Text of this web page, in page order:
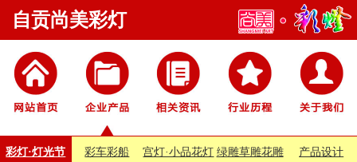
自贡尚美彩灯
彩灯·灯光节 彩车彩船 宫灯·小品花灯 绿雕草雕花雕 产品设计